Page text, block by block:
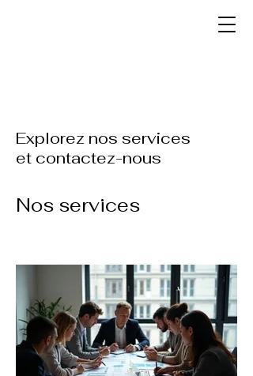
Explorez nos services
et contactez-nous
Nos services